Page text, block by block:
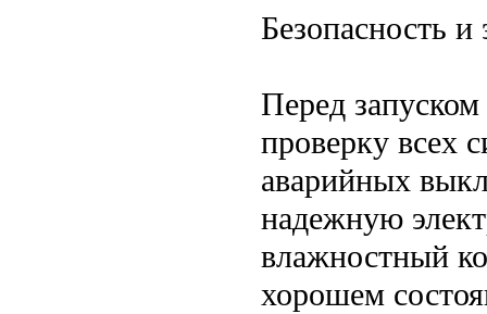
Безопасность и
Перед
проверку всех
аварийных
надежную
влажностный
хорошем